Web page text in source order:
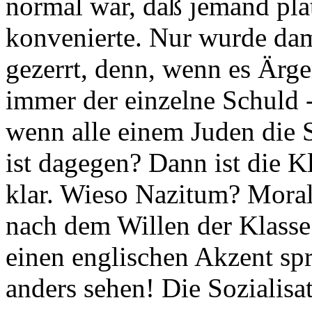
konvenierte. Nur wurde
gezerrt, denn, wenn es
immer der einzelne Schuld
wenn alle einem Juden die
ist dagegen? Dann ist die
klar. Wieso Nazitum?
nach dem Willen der
einen englischen Akzent
anders sehen! Die